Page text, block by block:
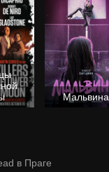
Мальвина
в Праге